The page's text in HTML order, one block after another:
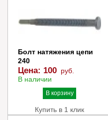
В корзину
Болт натяжения цепи
240
Цена: 100 руб.
В наличии
В корзину
Купить в 1 клик